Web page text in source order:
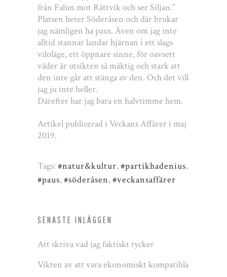
från Falun mot Rättvik och ser Siljan.”
Platsen heter Söderåsen och där brukar
jag nämligen ha paus. Även om jag inte
alltid stannar landar hjärnan i ett slags
viloläge, ett öppnare sinne, för oavsett
väder är utsikten så mäktig och stark att
den inte går att stänga av den. Och det vill
jag ju inte heller.
Därefter har jag bara en halvtimme hem.
Artikel publicerad i Veckans Affärer i maj
2019.
Tags: #natur&kultur,#partikhadenius,
#paus,#söderåsen,#veckansaffärer
SENASTE INLÄGGEN
Att skriva vad jag faktiskt tycker
Vikten av att vara ekonomiskt kompatibla